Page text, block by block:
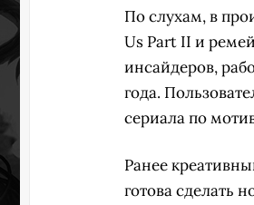
По слухам, в
Us Part II и
инсайдеров,
года.
сериала по
Ранее
готова сделать